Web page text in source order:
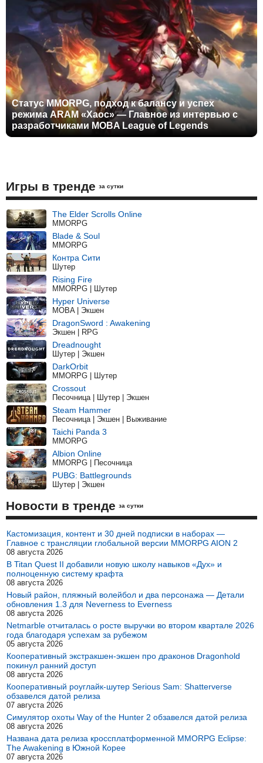
Статус MMORPG, подход к балансу и успех
режима ARAM «Хаос» — Главное из интервью с
разработчиками MOBA League of Legends
Игры в тренде за сутки
The Elder Scrolls Online
MMORPG
Blade & Soul
MMORPG
Контра Сити
Шутер
Rising Fire
MMORPG | Шутер
Hyper Universe
MOBA | Экшен
DragonSword : Awakening
Экшен | RPG
Dreadnought
Шутер | Экшен
DarkOrbit
MMORPG | Шутер
Crossout
Песочница | Шутер | Экшен
Steam Hammer
Песочница | Экшен | Выживание
Taichi Panda 3
MMORPG
Albion Online
MMORPG | Песочница
PUBG: Battlegrounds
Шутер | Экшен
Новости в тренде за сутки
Кастомизация, контент и 30 дней подписки в наборах —
Главное с трансляции глобальной версии MMORPG AION 2
08 августа 2026
В Titan Quest II добавили новую школу навыков «Дух» и
полноценную систему крафта
08 августа 2026
Новый район, пляжный волейбол и два персонажа — Детали
обновления 1.3 для Neverness to Everness
08 августа 2026
Netmarble отчиталась о росте выручки во втором квартале 2026
года благодаря успехам за рубежом
05 августа 2026
Кооперативный экстракшен-экшен про драконов Dragonhold
покинул ранний доступ
08 августа 2026
Кооперативный роуглайк-шутер Serious Sam: Shatterverse
обзавелся датой релиза
07 августа 2026
Симулятор охоты Way of the Hunter 2 обзавелся датой релиза
08 августа 2026
Названа дата релиза кроссплатформенной MMORPG Eclipse:
The Awakening в Южной Корее
07 августа 2026